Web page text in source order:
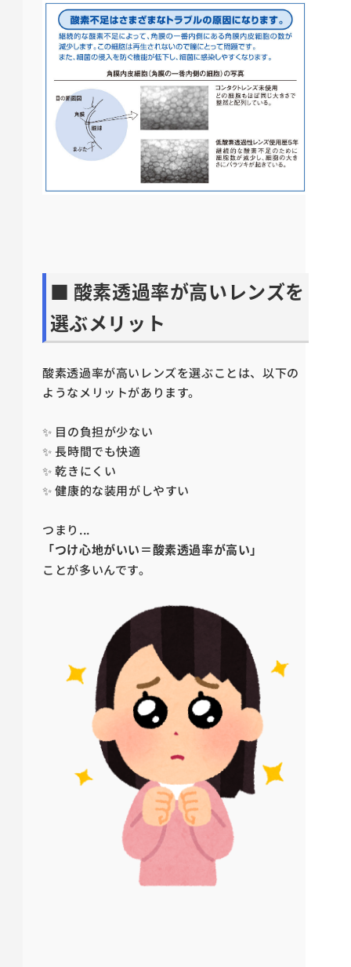
■ 酸素透過率が高いレンズを
選ぶメリット
酸素透過率が高いレンズを選ぶことは、以下の
ようなメリットがあります。
✨ 目の負担が少ない
✨ 長時間でも快適
✨ 乾きにくい
✨ 健康的な装用がしやすい
つまり...
「つけ心地がいい＝酸素透過率が高い」
ことが多いんです。